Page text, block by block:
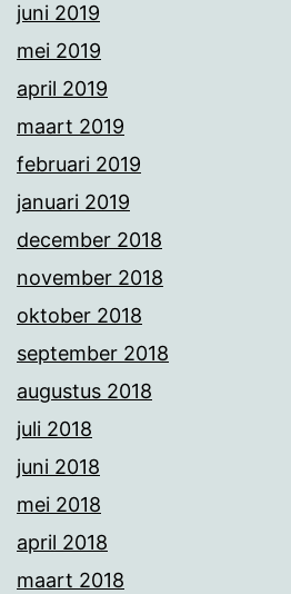
juni 2019
mei 2019
april 2019
maart 2019
februari 2019
januari 2019
december 2018
november 2018
oktober 2018
september 2018
augustus 2018
juli 2018
juni 2018
mei 2018
april 2018
maart 2018